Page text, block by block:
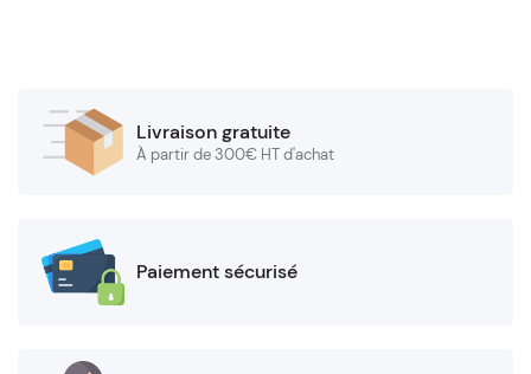
Livraison gratuite
À partir de 300€ HT d'achat
Paiement sécurisé